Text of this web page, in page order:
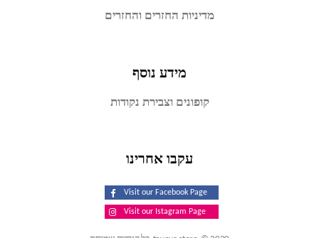
מדיניות החזרים והחזרים
מידע נוסף
קופונים וצבירת נקודות
עקבו אחרינו
Visit our Facebook Page
Visit our Istagram Page